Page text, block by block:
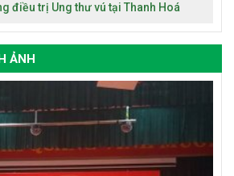
điều trị Ung thư vú tại Thanh Hoá
ẢNH